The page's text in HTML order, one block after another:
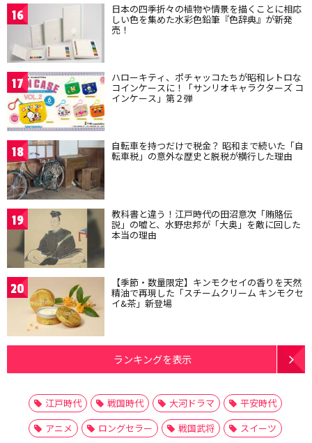
16 日本の四季折々の植物や情景を描くことに相応
しい色を集めた水彩色鉛筆『色辞典』が新発
売！
17 ハローキティ、ポチャッコたちが昭和レトロな
コインケースに！「サンリオキャラクターズ コ
インケース」第２弾
18 自転車を持つだけで税金？ 昭和まで続いた「自
転車税」の意外な歴史と脱税が横行した理由
19 教科書と違う！江戸時代の田沼意次「賄賂伝
説」の嘘と、水野忠邦が「大奥」を敵に回した
本当の理由
20 【季節・数量限定】キンモクセイの香りを天然
精油で再現した「スチームクリーム キンモクセ
イ&茶」新登場
ランキングを表示
江戸時代 戦国時代 大河ドラマ
平安時代
アニメ
ロングセラー 戦国武将
スイーツ